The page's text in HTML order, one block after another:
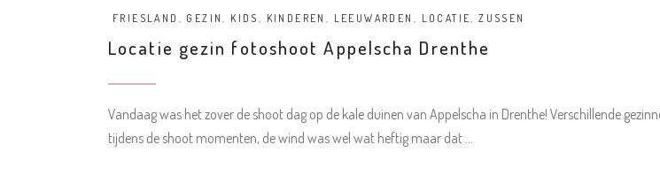
FRIESLAND , GEZIN, KIDS , KINDEREN , LEEUWARDEN , LOCATIE,ZUSSEN
Locatie gezin fotoshoot Appelscha Drenthe
Vandaag was het zover de shoot dag op de kale duinen van Appelscha in Drenthe! Verschillende
tijdens de shoot momenten, de wind was wel wat heftig maar dat